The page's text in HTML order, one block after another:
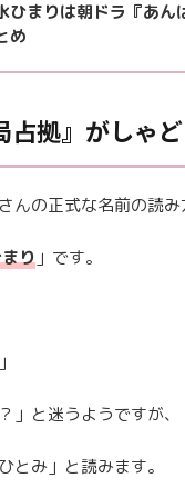
ひまりは朝ドラ『あ
め
占拠』がしゃ
んの正式な名前の読み
り 」です。
」と迷うようですが、
とみ」と読みます。